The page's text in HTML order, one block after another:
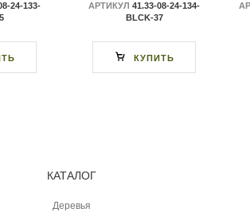
24-133-
АРТИКУЛ 41.33-08-24-134-
BLCK-37
КУПИТЬ
КАТАЛОГ
Деревья